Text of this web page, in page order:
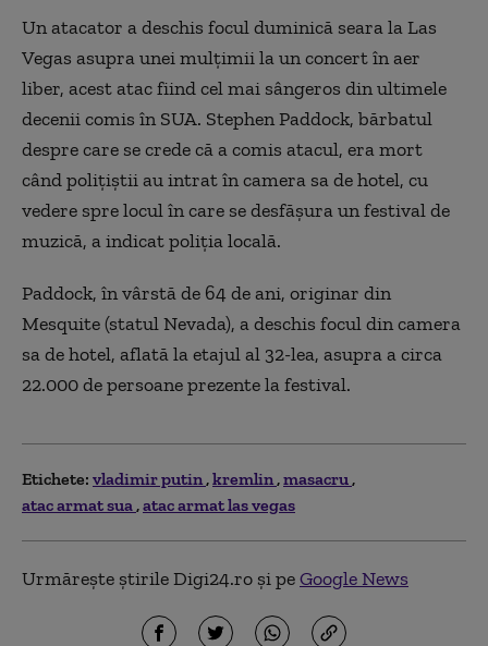
Un atacator a deschis focul duminică seara la Las
Vegas asupra unei mulțimii la un concert în aer
liber, acest atac fiind cel mai sângeros din ultimele
decenii comis în SUA. Stephen Paddock, bărbatul
despre care se crede că a comis atacul, era mort
când polițiștii au intrat în camera sa de hotel, cu
vedere spre locul în care se desfășura un festival de
muzică, a indicat poliția locală.
Paddock, în vârstă de 64 de ani, originar din
Mesquite (statul Nevada), a deschis focul din camera
sa de hotel, aflată la etajul al 32-lea, asupra a circa
22.000 de persoane prezente la festival.
Etichete: vladimir putin kremlin masacru
atac armat sua atac armat las vegas
Urmărește știrile Digi24.ro și peGoogle News